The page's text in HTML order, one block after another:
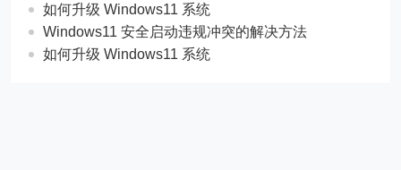
如何升级 Windows11 系统
Windows11 安全启动违规冲突的解决方法
如何升级 Windows11 系统